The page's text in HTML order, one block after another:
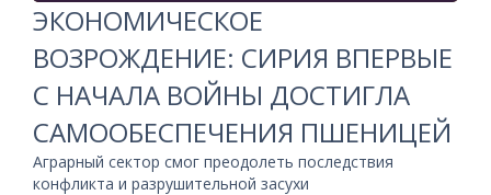
ЭКОНОМИЧЕСКОЕ
ВОЗРОЖДЕНИЕ: СИРИЯ ВПЕРВЫЕ
С НАЧАЛА ВОЙНЫ ДОСТИГЛА
САМООБЕСПЕЧЕНИЯ ПШЕНИЦЕЙ
Аграрный сектор смог преодолеть последствия
конфликта и разрушительной засухи